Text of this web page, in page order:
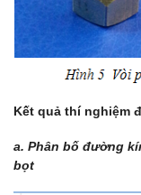
Kết quả thí nghiệm
a. Phân bố đường
bọt